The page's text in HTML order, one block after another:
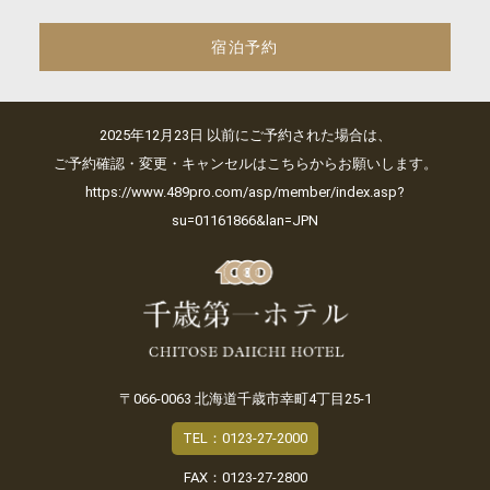
宿泊予約
2025年12月23日 以前にご予約された場合は、
ご予約確認・変更・キャンセルはこちらからお願いします。
https://www.489pro.com/asp/member/index.asp?
su=01161866&lan=JPN
〒066-0063 北海道千歳市幸町4丁目25-1
TEL：0123-27-2000
FAX：0123-27-2800